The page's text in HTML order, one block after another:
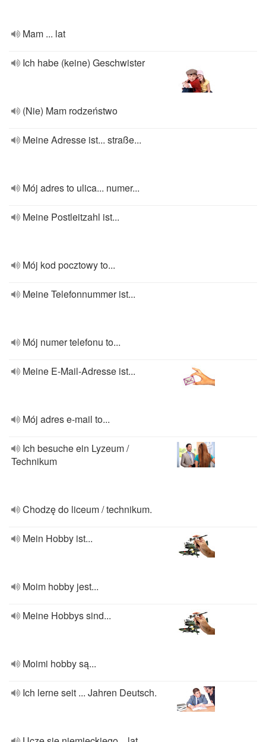
Mam ... lat
Ich habe (keine) Geschwister
(Nie) Mam rodzeństwo
Meine Adresse ist... straße...
Mój adres to ulica... numer...
Meine Postleitzahl ist...
Mój kod pocztowy to...
Meine Telefonnummer ist...
Mój numer telefonu to...
Meine E-Mail-Adresse ist...
Mój adres e-mail to...
Ich besuche ein Lyzeum /
Technikum
Chodzę do liceum / technikum.
Mein Hobby ist...
Moim hobby jest...
Meine Hobbys sind...
Moimi hobby są...
Ich lerne seit ... Jahren Deutsch.